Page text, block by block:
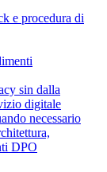
e procedura di
sin dalla
digitale
necessario
DPO